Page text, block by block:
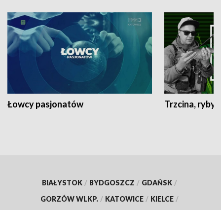
Łowcy pasjonatów Trzcina, ryby
BIAŁYSTOK / BYDGOSZCZ / GDAŃSK /
GORZÓW WLKP. / KATOWICE / KIELCE /